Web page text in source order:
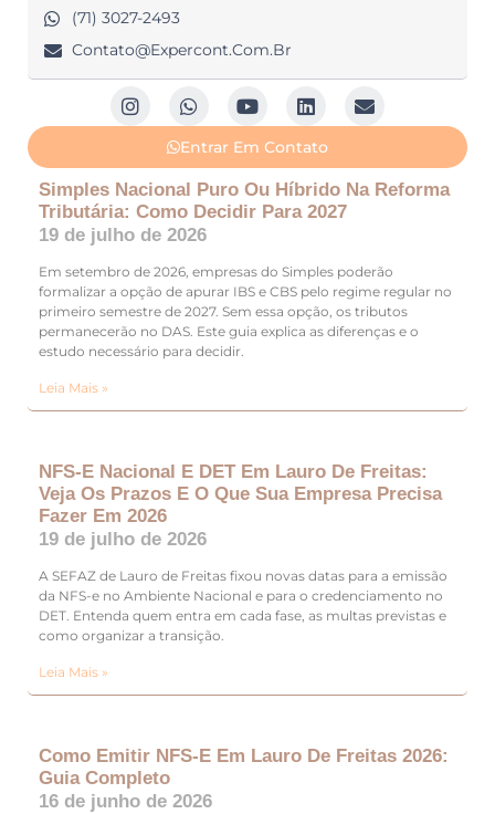
(71) 3027-2493
Contato@expercont.com.br
Entrar Em Contato
Simples Nacional Puro Ou Híbrido Na Reforma
Tributária: Como Decidir Para 2027
19 de julho de 2026
Em setembro de 2026, empresas do Simples poderão
formalizar a opção de apurar IBS e CBS pelo regime regular no
primeiro semestre de 2027. Sem essa opção, os tributos
permanecerão no DAS. Este guia explica as diferenças e o
estudo necessário para decidir.
Leia Mais »
NFS-E Nacional E DET Em Lauro De Freitas:
Veja Os Prazos E O Que Sua Empresa Precisa
Fazer Em 2026
19 de julho de 2026
A SEFAZ de Lauro de Freitas fixou novas datas para a emissão
da NFS-e no Ambiente Nacional e para o credenciamento no
DET. Entenda quem entra em cada fase, as multas previstas e
como organizar a transição.
Leia Mais »
Como Emitir NFS-E Em Lauro De Freitas 2026:
Guia Completo
16 de junho de 2026